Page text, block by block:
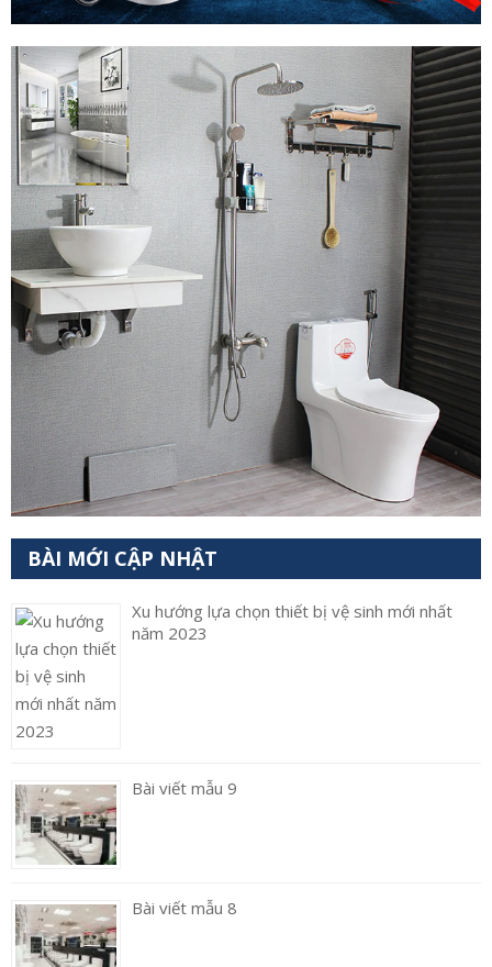
BÀI MỚI CẬP NHẬT
Xu hướng lựa chọn thiết bị vệ sinh mới nhất
năm 2023
Bài viết mẫu 9
Bài viết mẫu 8